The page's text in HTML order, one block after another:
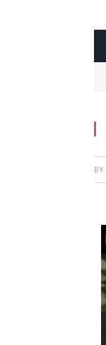
BY